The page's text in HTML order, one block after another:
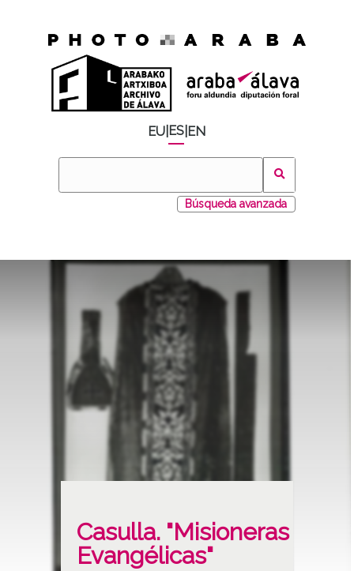
EU ES EN
Búsqueda avanzada
Casulla. "Misioneras
Evangélicas"